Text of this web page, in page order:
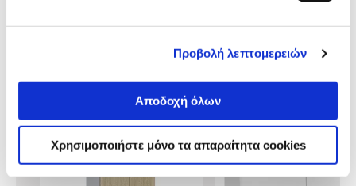
Προβολή λεπτομερειών
Αποδοχή όλων
Χρησιμοποιήστε μόνο τα απαραίτητα cookies
Κάτι μας λέει πως τα παρακάτω
προϊόντα σε ενδιαφέρουν!